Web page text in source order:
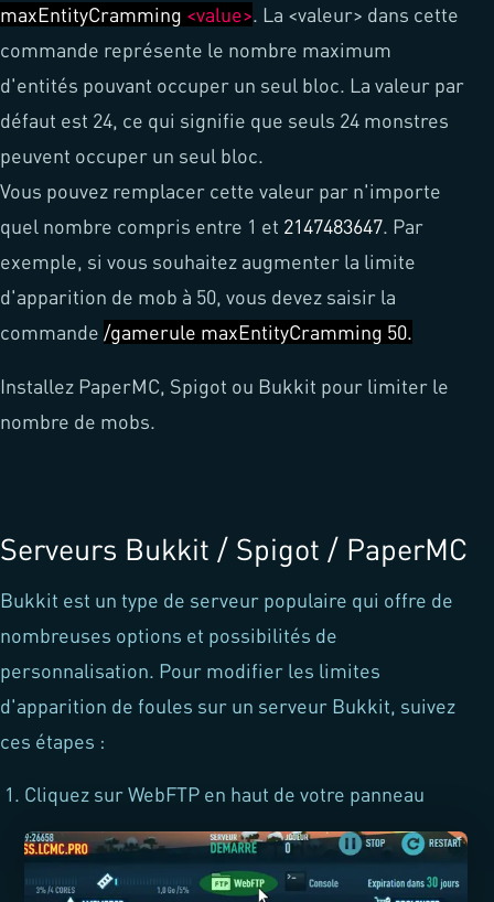
maxEntityCramming <value>. La <valeur> dans cette
commande représente le nombre maximum
d'entités pouvant occuper un seul bloc. La valeur par
défaut est 24, ce qui signifie que seuls 24 monstres
peuvent occuper un seul bloc.
Vous pouvez remplacer cette valeur par n'importe
quel nombre compris entre 1 et 2147483647. Par
exemple, si vous souhaitez augmenter la limite
d'apparition de mob à 50, vous devez saisir la
commande /gamerule maxEntityCramming 50.
Installez PaperMC, Spigot ou Bukkit pour limiter le
nombre de mobs.
Serveurs Bukkit / Spigot / PaperMC
Bukkit est un type de serveur populaire qui offre de
nombreuses options et possibilités de
personnalisation. Pour modifier les limites
d'apparition de foules sur un serveur Bukkit, suivez
ces étapes :
Cliquez sur WebFTP en haut de votre panneau